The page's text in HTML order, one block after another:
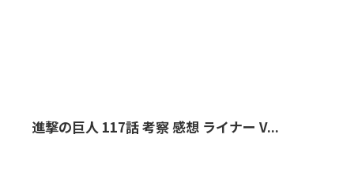
進撃の巨人 117話 考察 感想 ライナー V...